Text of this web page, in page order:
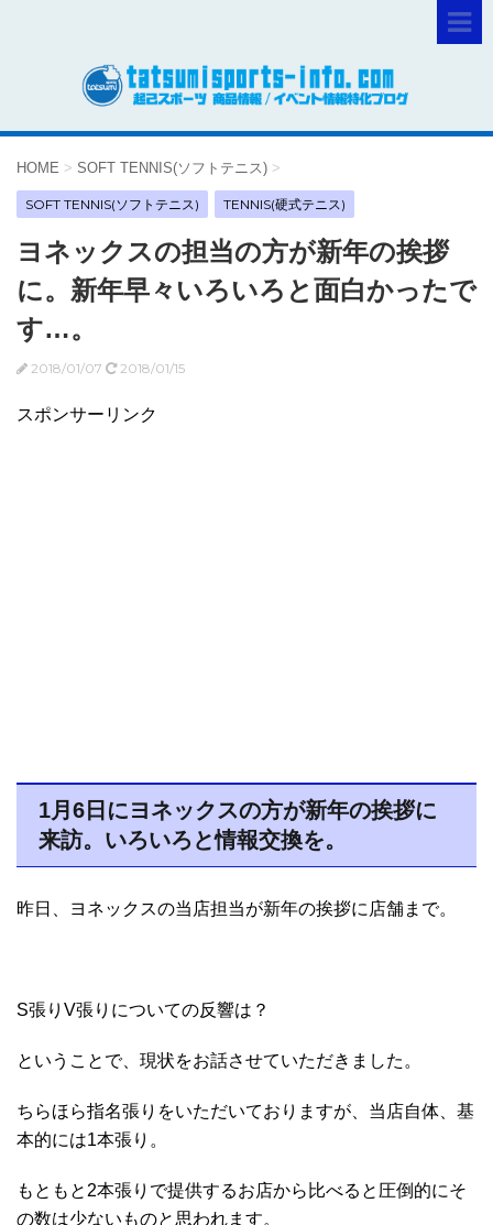
HOME > SOFT TENNIS(ソフトテニス) >
SOFT TENNIS(ソフトテニス) TENNIS(硬式テニス)
ヨネックスの担当の方が新年の挨拶
に。新年早々いろいろと面白かったで
す…。
2018/01/07 2018/01/15
スポンサーリンク
1月6日にヨネックスの方が新年の挨拶に
来訪。いろいろと情報交換を。
昨日、ヨネックスの当店担当が新年の挨拶に店舗まで。
S張りV張りについての反響は？
ということで、現状をお話させていただきました。
ちらほら指名張りをいただいておりますが、当店自体、基
本的には1本張り。
もともと2本張りで提供するお店から比べると圧倒的にそ
の数は少ないものと思われます。